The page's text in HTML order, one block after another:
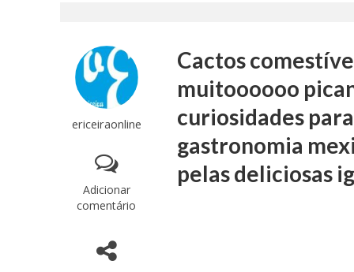
ericeiraonline
Adicionar
comentário
Cactos
muitoooooo
curiosidades
gastronomia
pelas deliciosas